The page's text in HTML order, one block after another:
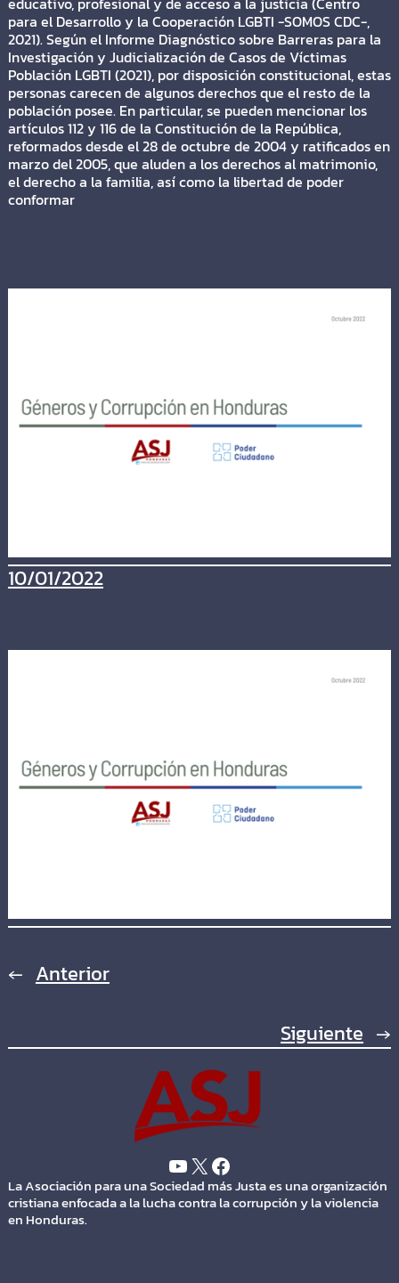
para el Desarrollo y la Cooperación LGBTI -SOMOS CDC-,
2021). Según el Informe Diagnóstico sobre Barreras para la
Investigación y Judicialización de Casos de Víctimas
Población LGBTI (2021), por disposición constitucional, estas
personas carecen de algunos derechos que el resto de la
población posee. En particular, se pueden mencionar los
artículos 112 y 116 de la Constitución de la República,
reformados desde el 28 de octubre de 2004 y ratificados en
marzo del 2005, que aluden a los derechos al matrimonio,
el derecho a la familia, así como la libertad de poder
conformar
10/01/2022
← Anterior
Siguiente →
La Asociación para una Sociedad más Justa es una organización
cristiana enfocada a la lucha contra la corrupción y la violencia
en Honduras.